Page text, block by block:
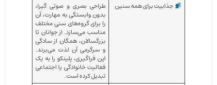
جذابیت برای همه سنین
طراحی بصری و صوتی گیرا،
بدون وابستگی به مهارت، آن
را برای گروه‌های سنی مختلف
مناسب می‌سازد. از جوانان تا
بزرگسالان، همگان از سادگی
و سرگرمی آن لذت می‌برند.
این فراگیری، پلینکو را به یک
فعالیت خانوادگی یا اجتماعی
تبدیل کرده است.